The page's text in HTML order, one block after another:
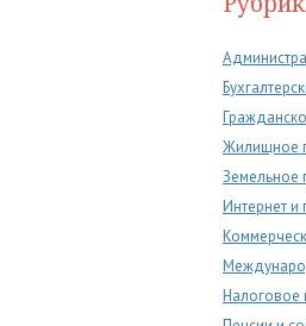
Жилищное
Земельное
Интернет и
Налоговое